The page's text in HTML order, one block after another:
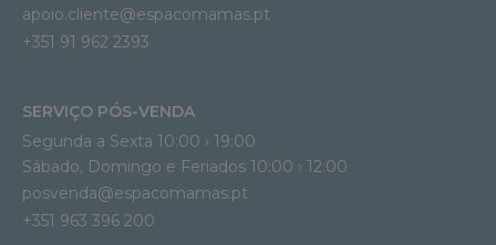
apoio.cliente@espacomamas.pt
+351 91 962 2393
SERVIÇO PÓS-VENDA
Segunda a Sexta 10:00 › 19:00
Sábado, Domingo e Feriados 10:00 › 12:00
posvenda@espacomamas.pt
+351 963 396 200